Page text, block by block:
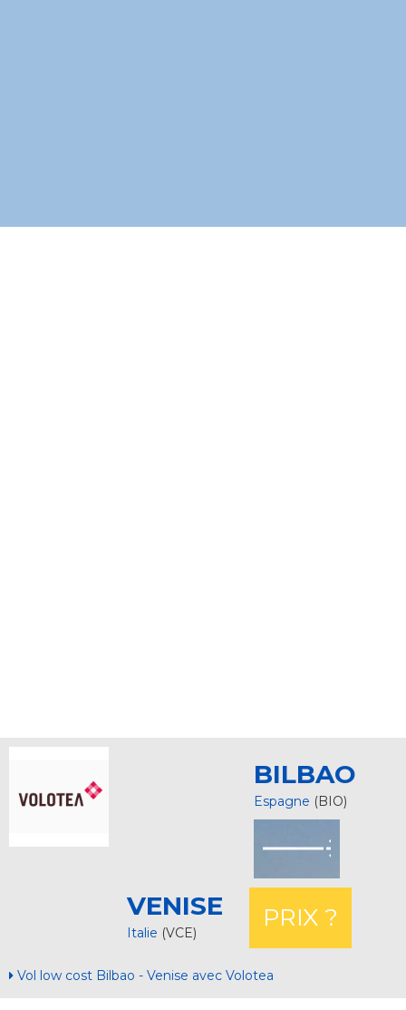
BILBAO
Espagne (BIO)
VENISE
Italie (VCE)
PRIX ?
Vol low cost Bilbao - Venise avec Volotea